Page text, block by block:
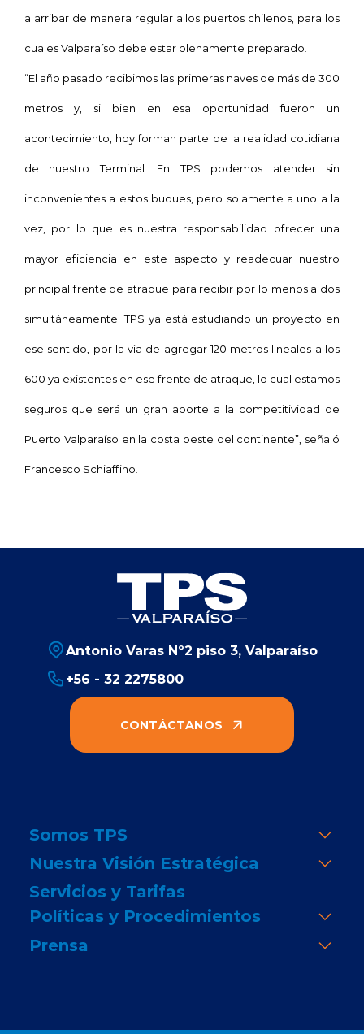
a arribar de manera regular a los puertos chilenos, para los
cuales Valparaíso debe estar plenamente preparado.
“El año pasado recibimos las primeras naves de más de 300
metros y, si bien en esa oportunidad fueron un
acontecimiento, hoy forman parte de la realidad cotidiana
de nuestro Terminal. En TPS podemos atender sin
inconvenientes a estos buques, pero solamente a uno a la
vez, por lo que es nuestra responsabilidad ofrecer una
mayor eficiencia en este aspecto y readecuar nuestro
principal frente de atraque para recibir por lo menos a dos
simultáneamente. TPS ya está estudiando un proyecto en
ese sentido, por la vía de agregar 120 metros lineales a los
600 ya existentes en ese frente de atraque, lo cual estamos
seguros que será un gran aporte a la competitividad de
Puerto Valparaíso en la costa oeste del continente”, señaló
Francesco Schiaffino.
Antonio Varas Nº2 piso 3, Valparaíso
+56 - 32 2275800
CONTÁCTANOS
Somos TPS
Nuestra Visión Estratégica
Servicios y Tarifas
Políticas y Procedimientos
Prensa